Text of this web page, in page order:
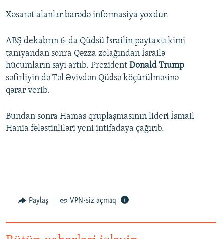
Xəsarət alanlar barədə informasiya yoxdur.
ABŞ dekabrın 6-da Qüdsü İsrailin paytaxtı kimi
tanıyandan sonra Qəzza zolağından İsrailə
hücumların sayı artıb. Prezident Donald Trump
səfirliyin də Təl Əvivdən Qüdsə köçürülməsinə
qərar verib.
Bundan sonra Hamas qruplaşmasının lideri İsmail
Hania fələstinliləri yeni intifadaya çağırıb.
Paylaş VPN-siz açmaq